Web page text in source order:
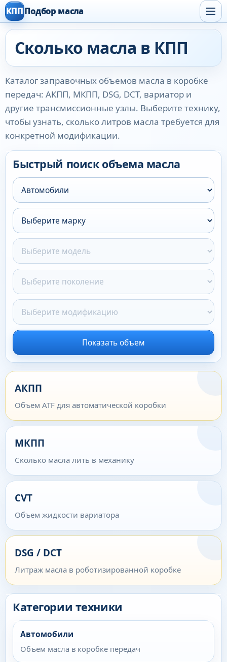
КПППодбор масла
Сколько масла в КПП
Каталог заправочных объемов масла в коробке
передач: АКПП, МКПП, DSG, DCT, вариатор и
другие трансмиссионные узлы. Выберите технику,
чтобы узнать, сколько литров масла требуется для
конкретной модификации.
Быстрый поиск объема масла
Показать объем
АКПП
Объем ATF для автоматической коробки
МКПП
Сколько масла лить в механику
CVT
Объем жидкости вариатора
DSG / DCT
Литраж масла в роботизированной коробке
Категории техники
Автомобили
Объем масла в коробке передач